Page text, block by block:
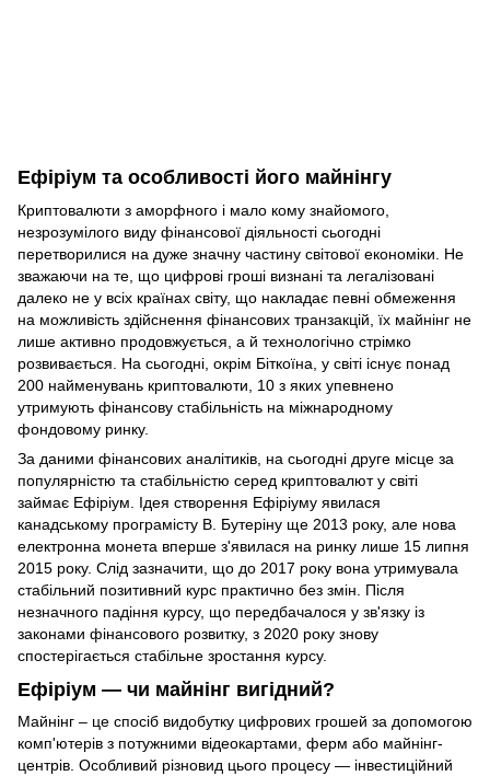
Ефіріум та особливості його майнінгу
Криптовалюти з аморфного і мало кому знайомого,
незрозумілого виду фінансової діяльності сьогодні
перетворилися на дуже значну частину світової економіки. Не
зважаючи на те, що цифрові гроші визнані та легалізовані
далеко не у всіх країнах світу, що накладає певні обмеження
на можливість здійснення фінансових транзакцій, їх майнінг не
лише активно продовжується, а й технологічно стрімко
розвивається. На сьогодні, окрім Біткоїна, у світі існує понад
200 найменувань криптовалюти, 10 з яких упевнено
утримують фінансову стабільність на міжнародному
фондовому ринку.
За даними фінансових аналітиків, на сьогодні друге місце за
популярністю та стабільністю серед криптовалют у світі
займає Ефіріум. Ідея створення Ефіріуму явилася
канадському програмісту В. Бутеріну ще 2013 року, але нова
електронна монета вперше з'явилася на ринку лише 15 липня
2015 року. Слід зазначити, що до 2017 року вона утримувала
стабільний позитивний курс практично без змін. Після
незначного падіння курсу, що передбачалося у зв'язку із
законами фінансового розвитку, з 2020 року знову
спостерігається стабільне зростання курсу.
Ефіріум — чи майнінг вигідний?
Майнінг – це спосіб видобутку цифрових грошей за допомогою
комп'ютерів з потужними відеокартами, ферм або майнінг-
центрів. Особливий різновид цього процесу — інвестиційний